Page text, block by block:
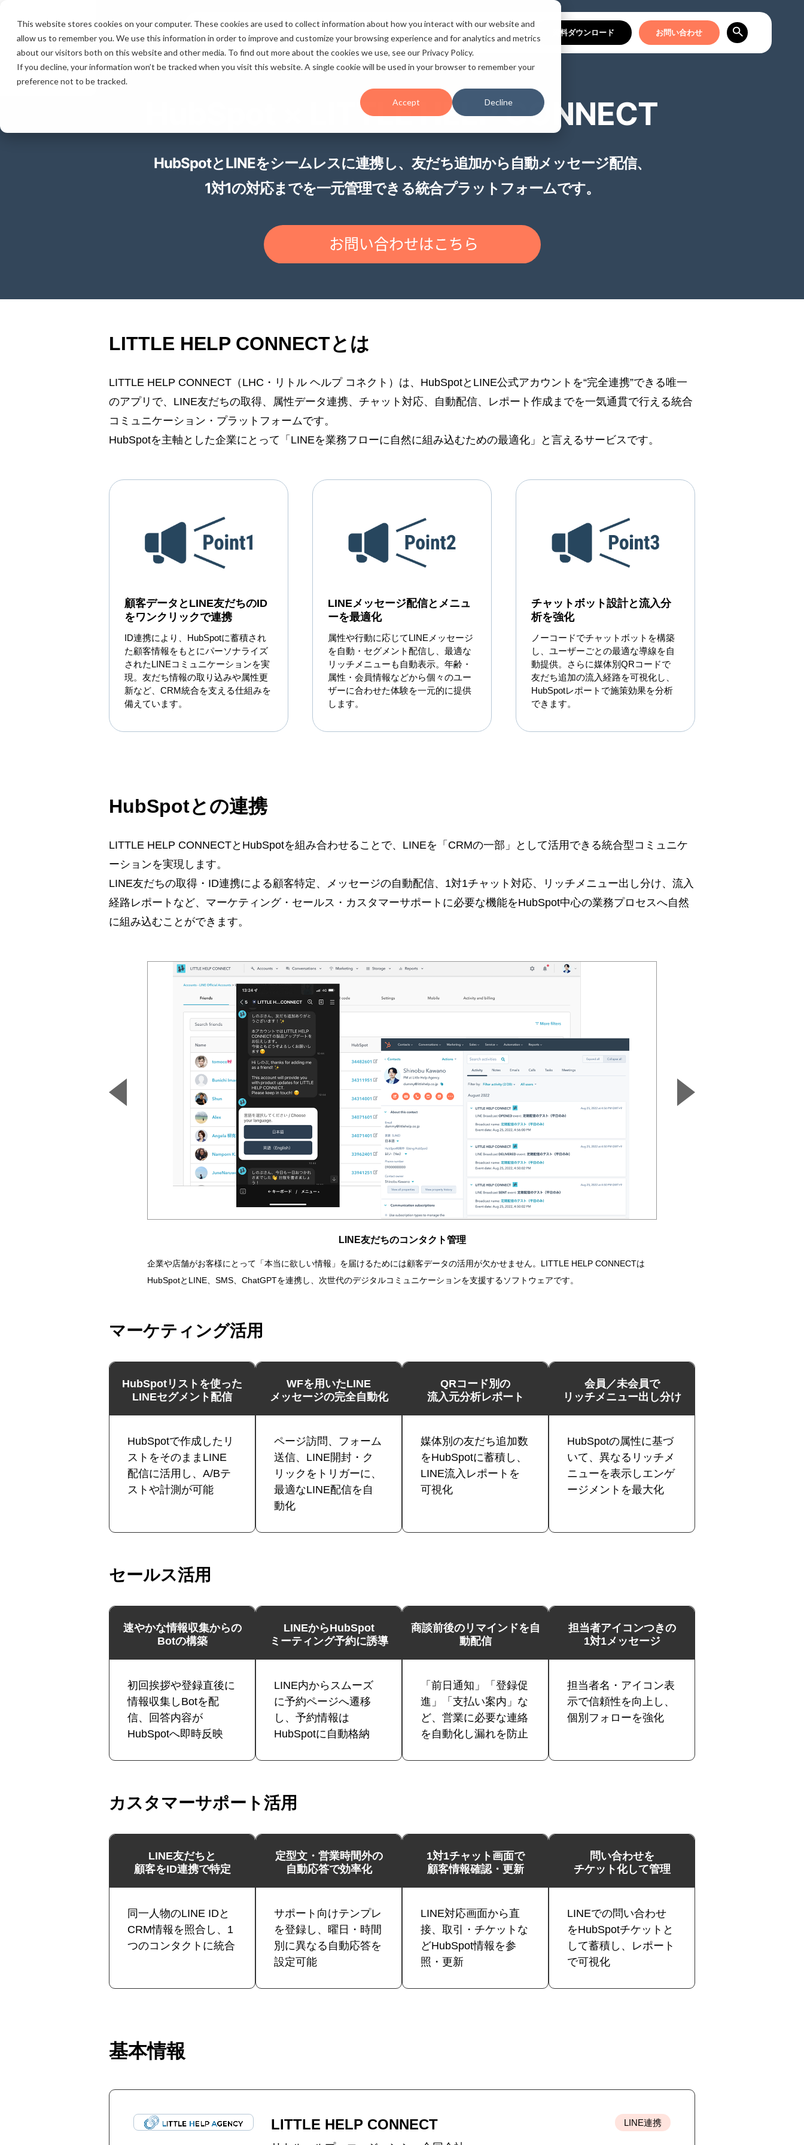
This website stores cookies on your computer. These cookies are used to collect information about how you interact with our website and
allow us to remember you. We use this information in order to improve and customize your browsing experience and for analytics and metrics
about our visitors both on this website and other media. To find out more about the cookies we use, see our Privacy Policy.
If you decline, your information won’t be tracked when you visit this website. A single cookie will be used in your browser to remember your
preference not to be tracked.
Accept Decline
資料ダウンロード お問い合わせ
HubSpot × LITTLE HELP CONNECT
HubSpotとLINEをシームレスに連携し、友だち追加から自動メッセージ配信、
1対1の対応までを一元管理できる統合プラットフォームです。
LITTLE HELP CONNECTとは
LITTLE HELP CONNECT（LHC・リトル ヘルプ コネクト）は、HubSpotとLINE公式アカウントを“完全連携”できる唯一
のアプリで、LINE友だちの取得、属性データ連携、チャット対応、自動配信、レポート作成までを一気通貫で行える統合
コミュニケーション・プラットフォームです。
HubSpotを主軸とした企業にとって「LINEを業務フローに自然に組み込むための最適化」と言えるサービスです。
顧客データとLINE友だちのID
をワンクリックで連携
ID連携により、HubSpotに蓄積され
た顧客情報をもとにパーソナライズ
されたLINEコミュニケーションを実
現。友だち情報の取り込みや属性更
新など、CRM統合を支える仕組みを
備えています。
LINEメッセージ配信とメニュ
ーを最適化
属性や行動に応じてLINEメッセージ
を自動・セグメント配信し、最適な
リッチメニューも自動表示。年齢・
属性・会員情報などから個々のユー
ザーに合わせた体験を一元的に提供
します。
チャットボット設計と流入分
析を強化
ノーコードでチャットボットを構築
し、ユーザーごとの最適な導線を自
動提供。さらに媒体別QRコードで
友だち追加の流入経路を可視化し、
HubSpotレポートで施策効果を分析
できます。
HubSpotとの連携
LITTLE HELP CONNECTとHubSpotを組み合わせることで、LINEを「CRMの一部」として活用できる統合型コミュニケ
ーションを実現します。
LINE友だちの取得・ID連携による顧客特定、メッセージの自動配信、1対1チャット対応、リッチメニュー出し分け、流入
経路レポートなど、マーケティング・セールス・カスタマーサポートに必要な機能をHubSpot中心の業務プロセスへ自然
に組み込むことができます。
LINE友だちのコンタクト管理
企業や店舗がお客様にとって「本当に欲しい情報」を届けるためには顧客データの活用が欠かせません。LITTLE HELP CONNECTは
HubSpotとLINE、SMS、ChatGPTを連携し、次世代のデジタルコミュニケーションを支援するソフトウェアです。
マーケティング活用
HubSpotリストを使った
LINEセグメント配信
HubSpotで作成したリ
ストをそのままLINE
配信に活用し、A/Bテ
ストや計測が可能
WFを用いたLINE
メッセージの完全自動化
ページ訪問、フォーム
送信、LINE開封・ク
リックをトリガーに、
最適なLINE配信を自
動化
QRコード別の
流入元分析レポート
媒体別の友だち追加数
をHubSpotに蓄積し、
LINE流入レポートを
可視化
会員／未会員で
リッチメニュー出し分け
HubSpotの属性に基づ
いて、異なるリッチメ
ニューを表示しエンゲ
ージメントを最大化
セールス活用
速やかな情報収集からの
Botの構築
初回挨拶や登録直後に
情報収集しBotを配
信、回答内容が
HubSpotへ即時反映
LINEからHubSpot
ミーティング予約に誘導
LINE内からスムーズ
に予約ページへ遷移
し、予約情報は
HubSpotに自動格納
商談前後のリマインドを自
動配信
「前日通知」「登録促
進」「支払い案内」な
ど、営業に必要な連絡
を自動化し漏れを防止
担当者アイコンつきの
1対1メッセージ
担当者名・アイコン表
示で信頼性を向上し、
個別フォローを強化
カスタマーサポート活用
LINE友だちと
顧客をID連携で特定
同一人物のLINE IDと
CRM情報を照合し、1
つのコンタクトに統合
定型文・営業時間外の
自動応答で効率化
サポート向けテンプレ
を登録し、曜日・時間
別に異なる自動応答を
設定可能
1対1チャット画面で
顧客情報確認・更新
LINE対応画面から直
接、取引・チケットな
どHubSpot情報を参
照・更新
問い合わせを
チケット化して管理
LINEでの問い合わせ
をHubSpotチケットと
して蓄積し、レポート
で可視化
基本情報
LINE連携
LITTLE HELP CONNECT